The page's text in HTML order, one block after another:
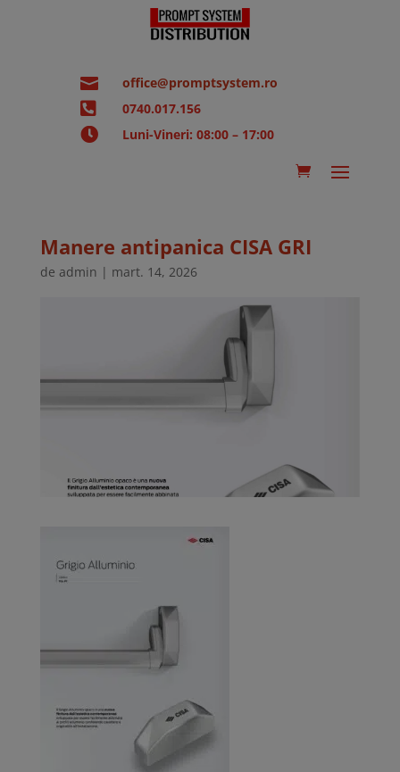
 office@promptsystem.ro
 0740.017.156
 Luni-Vineri: 08:00 – 17:00
Manere antipanica CISA GRI
de admin | mart. 14, 2026